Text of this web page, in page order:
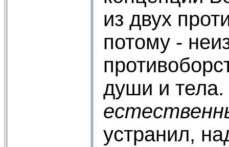
из двух
потому -
души и тела.
устранил,